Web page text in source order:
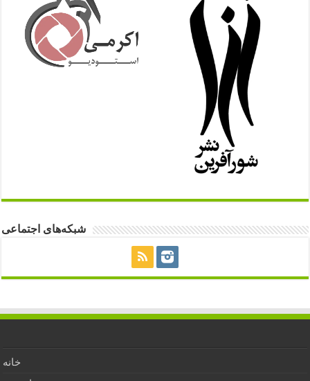
شبکه‌های اجتماعی
خانه